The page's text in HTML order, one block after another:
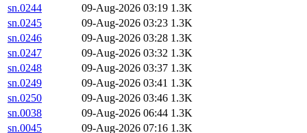
sn.0244
09-Aug-2026 03:19 1.3K
sn.0245
09-Aug-2026 03:23 1.3K
sn.0246
09-Aug-2026 03:28 1.3K
sn.0247
09-Aug-2026 03:32 1.3K
sn.0248
09-Aug-2026 03:37 1.3K
sn.0249
09-Aug-2026 03:41 1.3K
sn.0250
09-Aug-2026 03:46 1.3K
sn.0038
09-Aug-2026 06:44 1.3K
sn.0045
09-Aug-2026 07:16 1.3K